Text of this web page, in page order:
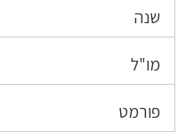
שנה
מו"ל
פורמט